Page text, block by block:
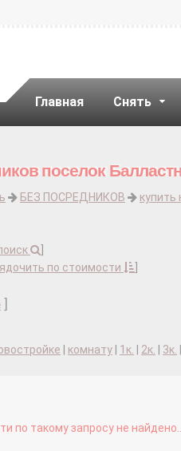
Главная Снять
поселок
БЕЗ ПОСРЕДНИКОВ купить
по стоимости
комнату 1к. 2к. 3к.
такому запросу не найдено...